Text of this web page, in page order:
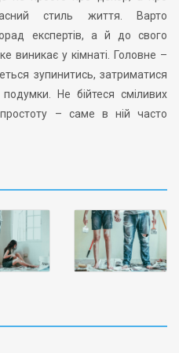
стиль життя. Варто
експертів, а й до свого
виникає у кімнаті. Головне –
зупинитись, затриматися
Не бійтеся сміливих
– саме в ній часто